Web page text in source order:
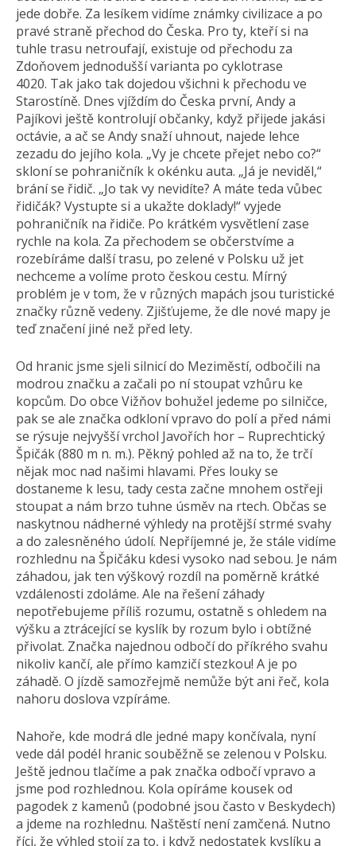
jede dobře. Za lesíkem vidíme známky civilizace a po
pravé straně přechod do Česka. Pro ty, kteří si na
tuhle trasu netroufají, existuje od přechodu za
Zdoňovem jednodušší varianta po cyklotrase
4020. Tak jako tak dojedou všichni k přechodu ve
Starostíně. Dnes vjíždím do Česka první, Andy a
Pajíkovi ještě kontrolují občanky, když přijede jakási
octávie, a ač se Andy snaží uhnout, najede lehce
zezadu do jejího kola. „Vy je chcete přejet nebo co?“
skloní se pohraničník k okénku auta. „Já je neviděl,“
brání se řidič. „Jo tak vy nevidíte? A máte teda vůbec
řidičák? Vystupte si a ukažte doklady!“ vyjede
pohraničník na řidiče. Po krátkém vysvětlení zase
rychle na kola. Za přechodem se občerstvíme a
rozebíráme další trasu, po zelené v Polsku už jet
nechceme a volíme proto českou cestu. Mírný
problém je v tom, že v různých mapách jsou turistické
značky různě vedeny. Zjišťujeme, že dle nové mapy je
teď značení jiné než před lety.
Od hranic jsme sjeli silnicí do Meziměstí, odbočili na
modrou značku a začali po ní stoupat vzhůru ke
kopcům. Do obce Vižňov bohužel jedeme po silničce,
pak se ale značka odkloní vpravo do polí a před námi
se rýsuje nejvyšší vrchol Javořích hor – Ruprechtický
Špičák (880 m n. m.). Pěkný pohled až na to, že trčí
nějak moc nad našimi hlavami. Přes louky se
dostaneme k lesu, tady cesta začne mnohem ostřeji
stoupat a nám brzo tuhne úsměv na rtech. Občas se
naskytnou nádherné výhledy na protější strmé svahy
a do zalesněného údolí. Nepříjemné je, že stále vidíme
rozhlednu na Špičáku kdesi vysoko nad sebou. Je nám
záhadou, jak ten výškový rozdíl na poměrně krátké
vzdálenosti zdoláme. Ale na řešení záhady
nepotřebujeme příliš rozumu, ostatně s ohledem na
výšku a ztrácející se kyslík by rozum bylo i obtížné
přivolat. Značka najednou odbočí do příkrého svahu
nikoliv kančí, ale přímo kamzičí stezkou! A je po
záhadě. O jízdě samozřejmě nemůže být ani řeč, kola
nahoru doslova vzpíráme.
Nahoře, kde modrá dle jedné mapy končívala, nyní
vede dál podél hranic souběžně se zelenou v Polsku.
Ještě jednou tlačíme a pak značka odbočí vpravo a
jsme pod rozhlednou. Kola opíráme kousek od
pagodek z kamenů (podobné jsou často v Beskydech)
a jdeme na rozhlednu. Naštěstí není zamčená. Nutno
říci, že výhled stojí za to, i když nedostatek kyslíku a